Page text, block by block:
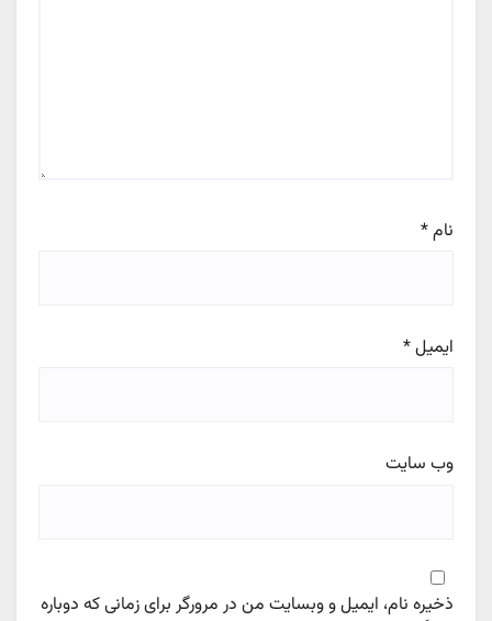
نام*
ایمیل*
وب‌ سایت
ذخیره نام، ایمیل و وبسایت من در مرورگر برای زمانی که دوباره